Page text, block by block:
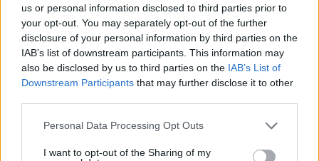
us or personal information disclosed to third parties prior to
your opt-out. You may separately opt-out of the further
disclosure of your personal information by third parties on the
IAB’s list of downstream participants. This information may
also be disclosed by us to third parties on the IAB’s List of
Downstream Participants that may further disclose it to other
Please note that this website/app uses one or more Google
not limited to your visit or usage behaviour. You may click to
Personal Data Processing Opt Outs
I want to opt-out of the Sharing of my